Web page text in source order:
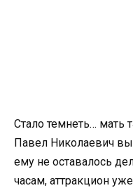
Стало темнеть… мать
Павел Николаевич
ему не оставалось
часам, аттракцион